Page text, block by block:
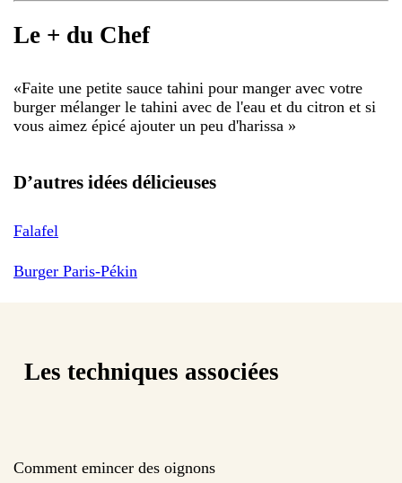
Le + du Chef
«Faite une petite sauce tahini pour manger avec votre
burger mélanger le tahini avec de l'eau et du citron et si
vous aimez épicé ajouter un peu d'harissa »
D’autres idées délicieuses
Falafel
Burger Paris-Pékin
Les techniques associées
Comment emincer des oignons